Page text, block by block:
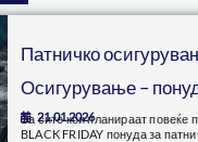
Патничко
Осигурување –
21.01.2026
За сите кои планираат повеќе
BLACK FRIDAY понуда за